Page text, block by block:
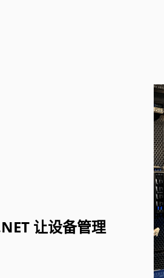
让设备管理